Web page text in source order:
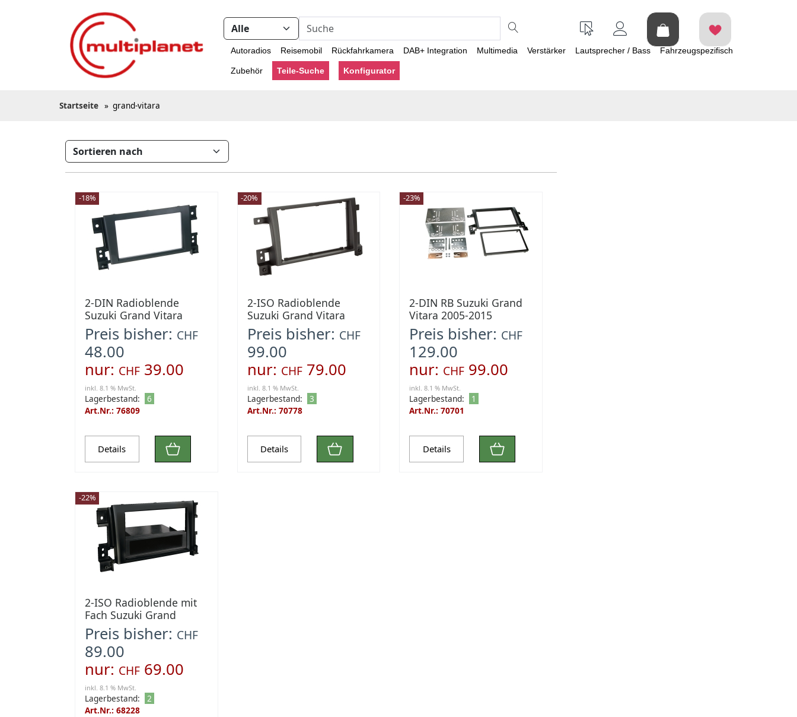
Autoradios Reisemobil Rückfahrkamera DAB+ Integration Multimedia Verstärker Lautsprecher / Bass Fahrzeugspezifisch
Zubehör Teile-Suche Konfigurator
Startseite » grand-vitara
-18%
2-DIN Radioblende
Suzuki Grand Vitara
2005-2015 schwarz
Preis bisher: CHF
48.00
nur: CHF 39.00
inkl. 8.1 % MwSt.
Lagerbestand:
6
Art.Nr.: 76809
Details
-20%
2-ISO Radioblende
Suzuki Grand Vitara
2005-2015 schwarz
Preis bisher: CHF
99.00
nur: CHF79.00
inkl. 8.1 % MwSt.
Lagerbestand:
3
Art.Nr.: 70778
Details
-23%
2-DIN RB Suzuki Grand
Vitara 2005-2015
schwarz
Preis bisher: CHF
129.00
nur: CHF 99.00
inkl. 8.1 % MwSt.
Lagerbestand:
1
Art.Nr.: 70701
Details
-22%
2-ISO Radioblende mit
Fach Suzuki Grand
Vitara
Preis bisher: CHF
89.00
nur: CHF 69.00
inkl. 8.1 % MwSt.
Lagerbestand:
2
Art.Nr.: 68228